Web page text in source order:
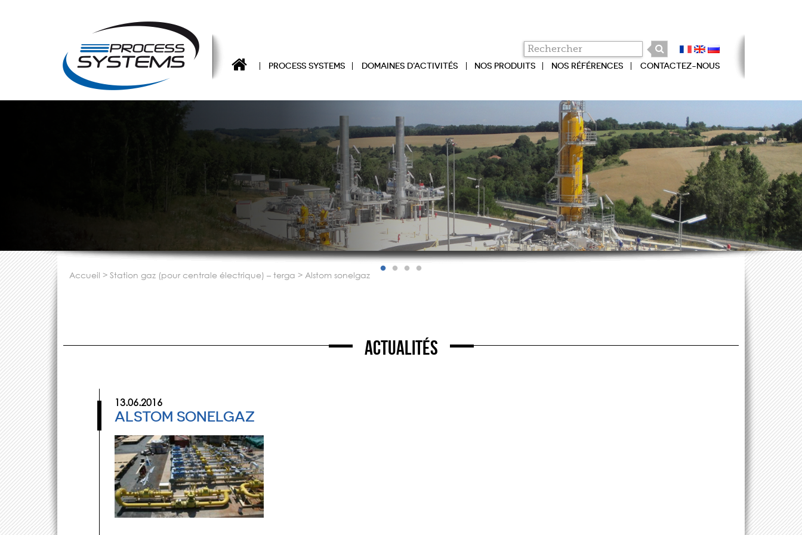
PROCESS SYSTEMS DOMAINES D’ACTIVITÉS NOS PRODUITS NOS RÉFÉRENCES CONTACTEZ-NOUS
accueil > station gaz (pour centrale électrique) – terga > alstom sonelgaz
Actualités
13.06.2016
ALSTOM SONELGAZ